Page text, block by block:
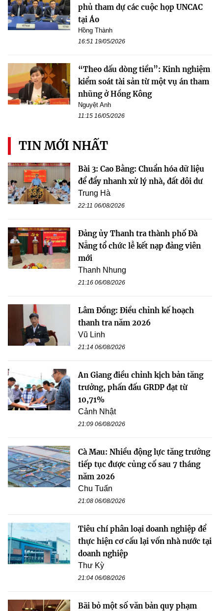
phủ tham dự các cuộc họp UNCAC
tại Áo
Hồng Thành
16:51 19/05/2026
“Theo dấu dòng tiền”: Kinh nghiệm
kiểm soát tài sản từ một vụ án tham
nhũng ở Hồng Kông
Nguyệt Anh
11:15 16/05/2026
TIN MỚI NHẤT
Bài 3: Cao Bằng: Chuẩn hóa dữ liệu
để đẩy nhanh xử lý nhà, đất dôi dư
Trung Hà
22:11 06/08/2026
Đảng ủy Thanh tra thành phố Đà
Nẵng tổ chức lễ kết nạp đảng viên
mới
Thanh Nhung
21:16 06/08/2026
Lâm Đồng: Điều chỉnh kế hoạch
thanh tra năm 2026
Vũ Linh
21:14 06/08/2026
An Giang điều chỉnh kịch bản tăng
trưởng, phấn đấu GRDP đạt từ
10,71%
Cảnh Nhật
21:09 06/08/2026
Cà Mau: Nhiều động lực tăng trưởng
tiếp tục được củng cố sau 7 tháng
năm 2026
Chu Tuấn
21:08 06/08/2026
Tiêu chí phân loại doanh nghiệp để
thực hiện cơ cấu lại vốn nhà nước tại
doanh nghiệp
Thư Kỳ
21:04 06/08/2026
Bãi bỏ một số văn bản quy phạm